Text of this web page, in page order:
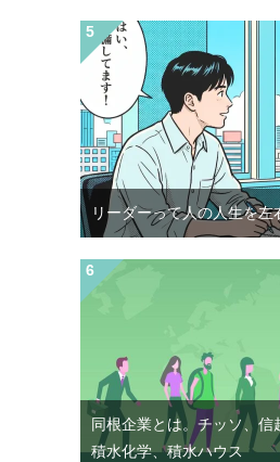
リーダーって人の人生を左
同根企業とは。チッソ、信
積水化学、積水ハウス